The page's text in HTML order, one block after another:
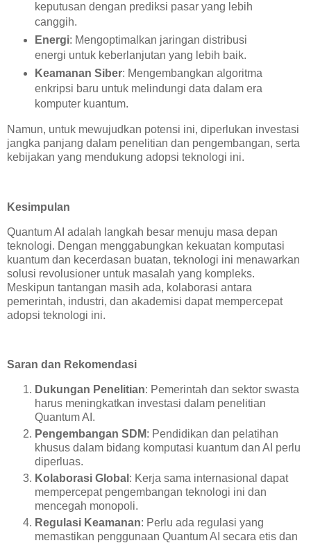
keputusan dengan prediksi pasar yang lebih
canggih.
Energi: Mengoptimalkan jaringan distribusi
energi untuk keberlanjutan yang lebih baik.
Keamanan Siber: Mengembangkan algoritma
enkripsi baru untuk melindungi data dalam era
komputer kuantum.
Namun, untuk mewujudkan potensi ini, diperlukan investasi
jangka panjang dalam penelitian dan pengembangan, serta
kebijakan yang mendukung adopsi teknologi ini.
Kesimpulan
Quantum AI adalah langkah besar menuju masa depan
teknologi. Dengan menggabungkan kekuatan komputasi
kuantum dan kecerdasan buatan, teknologi ini menawarkan
solusi revolusioner untuk masalah yang kompleks.
Meskipun tantangan masih ada, kolaborasi antara
pemerintah, industri, dan akademisi dapat mempercepat
adopsi teknologi ini.
Saran dan Rekomendasi
Dukungan Penelitian: Pemerintah dan sektor swasta
harus meningkatkan investasi dalam penelitian
Quantum AI.
Pengembangan SDM: Pendidikan dan pelatihan
khusus dalam bidang komputasi kuantum dan AI perlu
diperluas.
Kolaborasi Global : Kerja sama internasional dapat
mempercepat pengembangan teknologi ini dan
mencegah monopoli.
Regulasi Keamanan: Perlu ada regulasi yang
memastikan penggunaan Quantum AI secara etis dan